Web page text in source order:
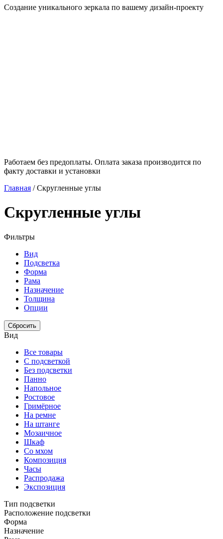
Создание уникального зеркала по вашему дизайн-проекту
Работаем без предоплаты. Оплата заказа производится по
факту доставки и установки
Главная /Скругленные углы
Скругленные углы
Фильтры
Вид
Подсветка
Форма
Рама
Назначение
Толщина
Опции
Сбросить
Вид
Все товары
С подсветкой
Без подсветки
Панно
Напольное
Ростовое
Гримёрное
На ремне
На штанге
Мозаичное
Шкаф
Со мхом
Композиция
Часы
Распродажа
Экспозиция
Тип подсветки
Расположение подсветки
Форма
Назначение